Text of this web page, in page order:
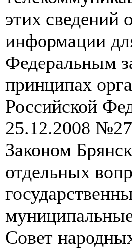
этих сведений
информации
Федеральным
принципах
Российской
25.12.2008
Законом
отдельных
Совет